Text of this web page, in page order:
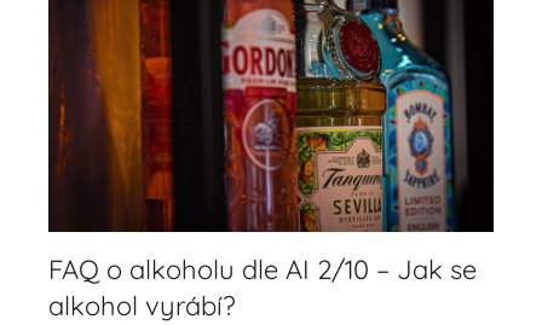
FAQ o alkoholu dle AI 2/10 – Jak se
alkohol vyrábí?